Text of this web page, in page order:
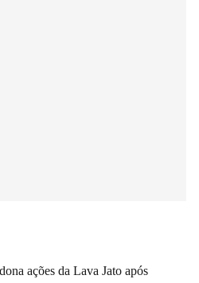
ações da Lava Jato após